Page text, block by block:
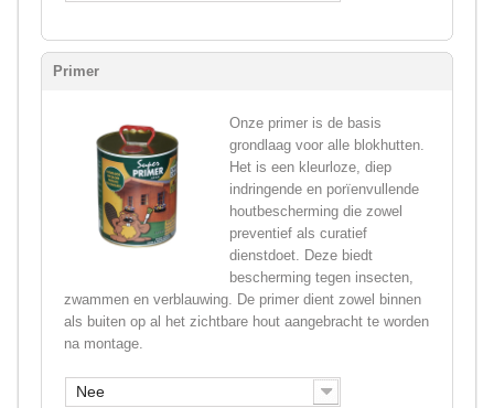
Primer
Onze primer is de basis
grondlaag voor alle blokhutten.
Het is een kleurloze, diep
indringende en porïenvullende
houtbescherming die zowel
preventief als curatief
dienstdoet. Deze biedt
bescherming tegen insecten,
zwammen en verblauwing. De primer dient zowel binnen
als buiten op al het zichtbare hout aangebracht te worden
na montage.
Nee